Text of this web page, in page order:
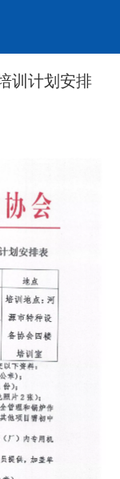
训计划安排